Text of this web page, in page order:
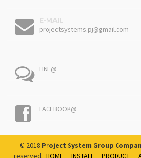
E-MAIL
projectsystems.pj@gmail.com
LINE@
FACEBOOK@
© 2018 Project System Group
reserved. HOME INSTALL PRODUCT